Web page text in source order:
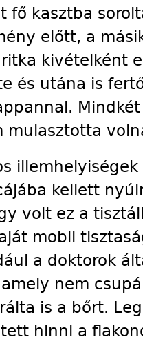
fő kasztba
előtt, a
kivételként
és utána is
mulasztotta
kellett
volt ez a
mobil
a doktorok
nem
is a bőrt.
hinni a